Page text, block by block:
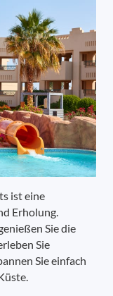
ist eine
Erholung.
Sie die
Sie
Sie einfach